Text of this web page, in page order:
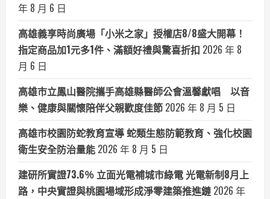
年 8 月 6 日
高雄義享時尚廣場「小米之家」授權店8/8盛大開幕！
指定商品加1元多1件、滿額好禮與驚喜折扣 2026 年 8
月 6 日
高雄市立鳳山醫院攜手高雄縣醫師公會溫馨獻唱 以音
樂、健康與關懷陪伴父親歡度佳節 2026 年 8 月 5 日
高雄市校園防蛇教育宣導 蛇類生態防範教育、強化校園
衛生安全防治量能 2026 年 8 月 5 日
建研所實證73.6％ 立面光電補城市綠電 光電新制8月上
路，中央實證與桃園場域形成淨零建築推進鏈 2026 年